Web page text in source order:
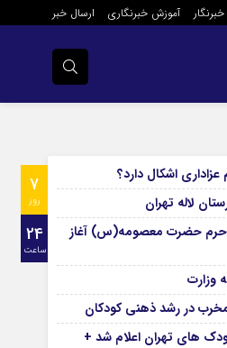
آموزش خبرنگاری ارسال خبر
7
روز
24
ساعت
اشکال دارد؟
لاله تهران
حرم حضرت معصومه(س) آغاز
وزارت
در رشد ذهنی کودکان
های تهران اعلام شد +